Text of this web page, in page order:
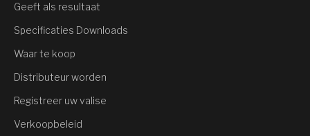
Geeft als resultaat
Specificaties Downloads
Waar te koop
Distributeur worden
Registreer uw valise
Verkoopbeleid
Korting